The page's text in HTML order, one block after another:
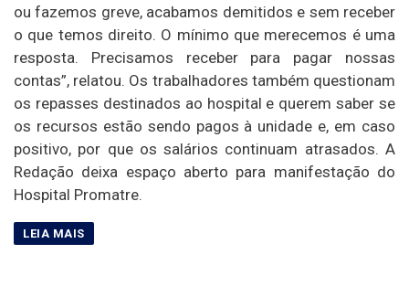
ou fazemos greve, acabamos demitidos e sem receber
o que temos direito. O mínimo que merecemos é uma
resposta. Precisamos receber para pagar nossas
contas”, relatou. Os trabalhadores também questionam
os repasses destinados ao hospital e querem saber se
os recursos estão sendo pagos à unidade e, em caso
positivo, por que os salários continuam atrasados. A
Redação deixa espaço aberto para manifestação do
Hospital Promatre.